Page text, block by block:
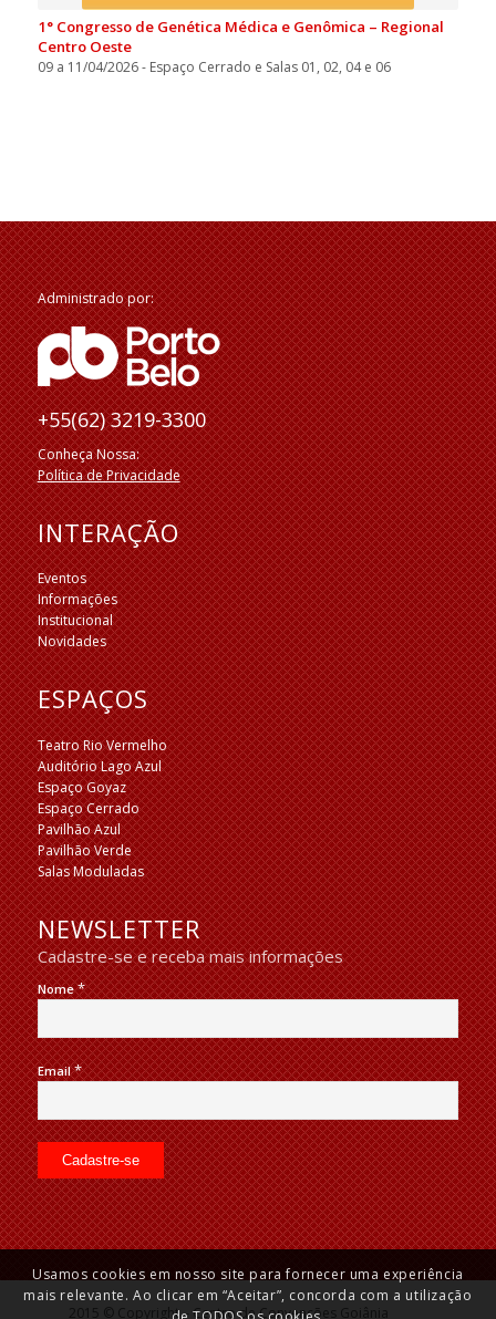
1° Congresso de Genética Médica e Genômica – Regional
Centro Oeste
09 a 11/04/2026 - Espaço Cerrado e Salas 01, 02, 04 e 06
Administrado por:
+55(62) 3219-3300
Conheça Nossa:
Política de Privacidade
INTERAÇÃO
Eventos
Informações
Institucional
Novidades
ESPAÇOS
Teatro Rio Vermelho
Auditório Lago Azul
Espaço Goyaz
Espaço Cerrado
Pavilhão Azul
Pavilhão Verde
Salas Moduladas
NEWSLETTER
Cadastre-se e receba mais informações
Nome*
Email*
2015 © Copyright – Centro de Convenções Goiânia
Usamos cookies em nosso site para fornecer uma experiência
mais relevante. Ao clicar em “Aceitar”, concorda com a utilização